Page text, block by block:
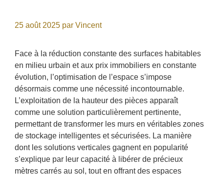
25 août 2025 par Vincent
Face à la réduction constante des surfaces habitables
en milieu urbain et aux prix immobiliers en constante
évolution, l’optimisation de l’espace s’impose
désormais comme une nécessité incontournable.
L’exploitation de la hauteur des pièces apparaît
comme une solution particulièrement pertinente,
permettant de transformer les murs en véritables zones
de stockage intelligentes et sécurisées. La manière
dont les solutions verticales gagnent en popularité
s’explique par leur capacité à libérer de précieux
mètres carrés au sol, tout en offrant des espaces